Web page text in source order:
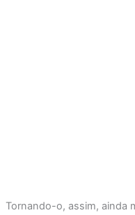
Tornando-o, assim, ainda